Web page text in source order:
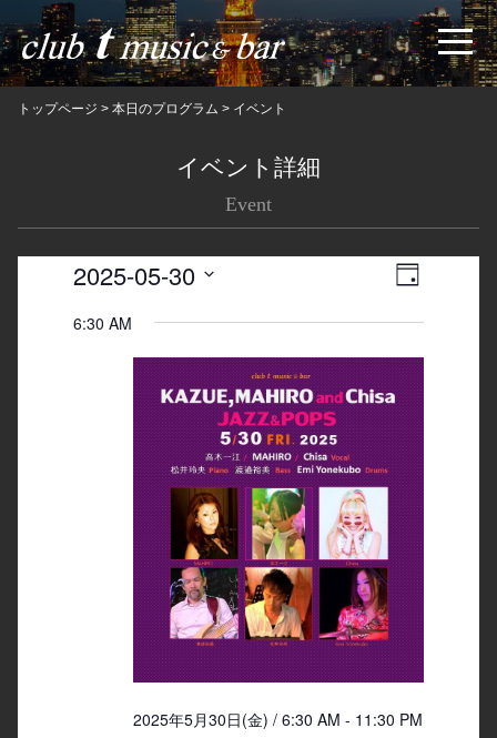
トップページ > 本日のプログラム > イベント
イベント詳細
Event
Views
Event
日
2025-05-30
date.
6:30 AM
2025年5月30日(金) / 6:30 AM - 11:30 PM